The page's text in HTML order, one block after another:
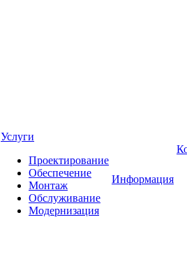
Услуги
Проектирование
Обеспечение
Монтаж
Обслуживание
Модернизация
Информация